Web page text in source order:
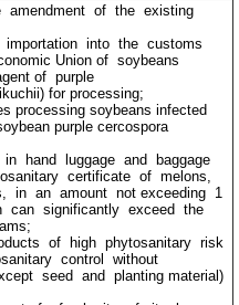
of the existing
into the customs
Union of soybeans
of purple
for processing;
processing soybeans infected
purple cercospora
hand luggage and baggage
certificate of melons,
in an amount not exceeding 1
can significantly exceed the
of high phytosanitary risk
control without
seed and planting material)